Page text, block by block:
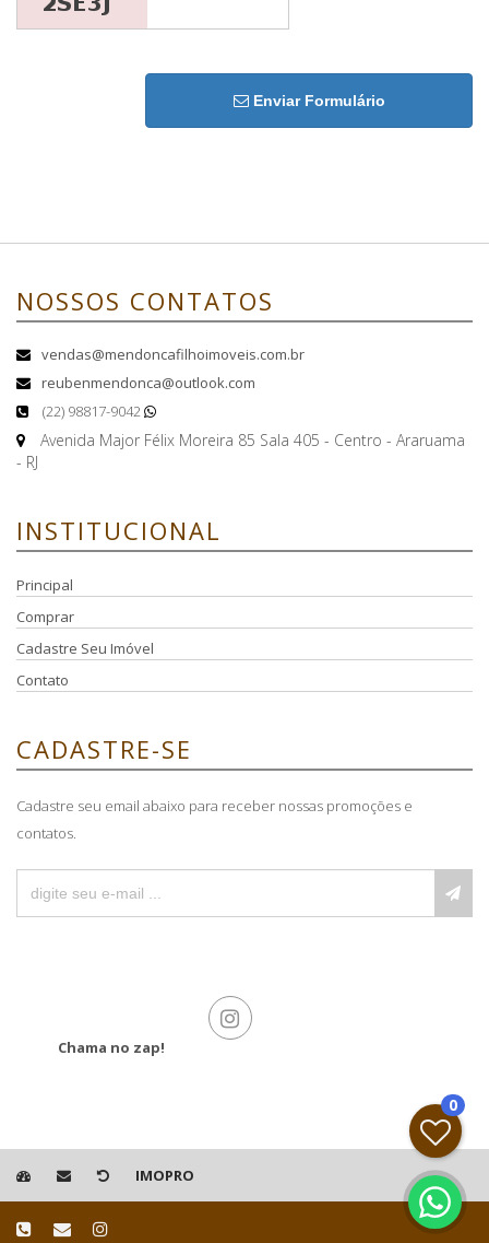
Enviar Formulário
NOSSOS CONTATOS
vendas@mendoncafilhoimoveis.com.br
reubenmendonca@outlook.com
(22) 98817-9042
Avenida Major Félix Moreira 85 Sala 405 - Centro - Araruama
- RJ
INSTITUCIONAL
Principal
Comprar
Cadastre Seu Imóvel
Contato
CADASTRE-SE
Cadastre seu email abaixo para receber nossas promoções e
contatos.
Chama no zap!
IMOPRO
0